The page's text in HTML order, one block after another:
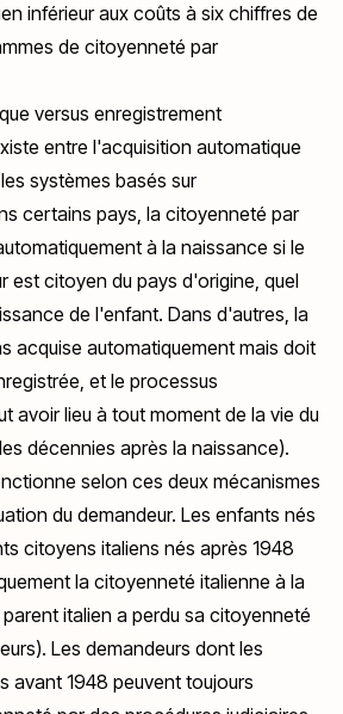
inférieur aux coûts à six chiffres de
de citoyenneté par
versus enregistrement
entre l'acquisition automatique
systèmes basés sur
certains pays, la citoyenneté par
à la naissance si le
est citoyen du pays d'origine, quel
de l'enfant. Dans d'autres, la
acquise automatiquement mais doit
et le processus
avoir lieu à tout moment de la vie du
décennies après la naissance).
selon ces deux mécanismes
du demandeur. Les enfants nés
citoyens italiens nés après 1948
la citoyenneté italienne à la
italien a perdu sa citoyenneté
Les demandeurs dont les
avant 1948 peuvent toujours